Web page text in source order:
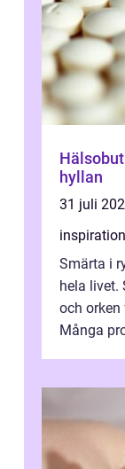
Hälsobutik mer än bara
hyllan
31 juli
inspiration
Smärta i
hela livet.
och
Många